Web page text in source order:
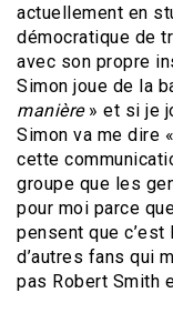
actuellement en
démocratique de
avec son propre
Simon joue de la
manière» et si je
Simon va me dire «
cette
groupe que les
pour moi parce
pensent que
d’autres fans qui
pas Robert Smith